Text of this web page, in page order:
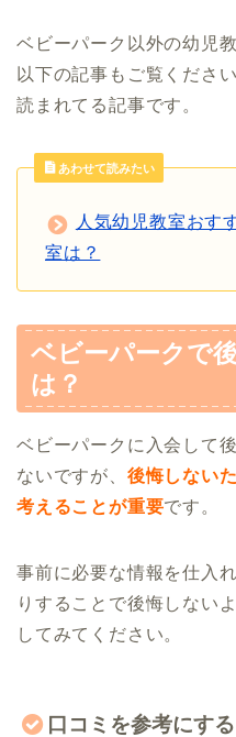
ベビーパーク以外の幼児
以下の記事もご覧くださ
読まれてる記事です。
あわせて読みたい
人気幼児教室おす
室は？
ベビーパークで
は？
ベビーパークに入会して
ないですが、 後悔しない
考えることが重要です。
事前に必要な情報を仕入
りすることで後悔しない
してみてください。
口コミを参考にする